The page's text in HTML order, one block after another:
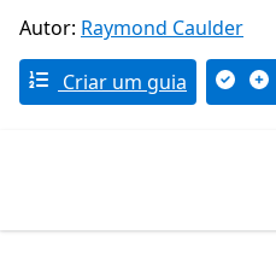
Autor: Raymond Caulder
Criar um guia